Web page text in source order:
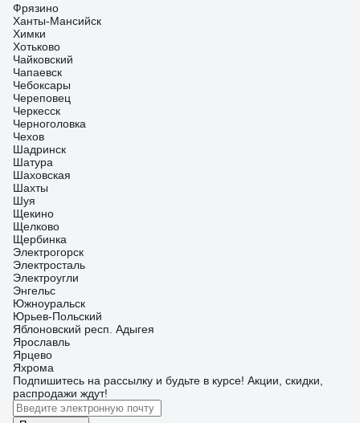
Фрязино
Ханты-Мансийск
Химки
Хотьково
Чайковский
Чапаевск
Чебоксары
Череповец
Черкесск
Черноголовка
Чехов
Шадринск
Шатура
Шаховская
Шахты
Шуя
Щекино
Щелково
Щербинка
Электрогорск
Электросталь
Электроугли
Энгельс
Южноуральск
Юрьев-Польский
Яблоновский респ. Адыгея
Ярославль
Ярцево
Яхрома
Подпишитесь на рассылку и будьте в курсе! Акции, скидки,
распродажи ждут!